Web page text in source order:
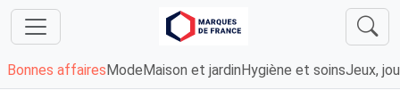
Bonnes affaires Mode Maison et jardin Hygiène et soinsJeux,